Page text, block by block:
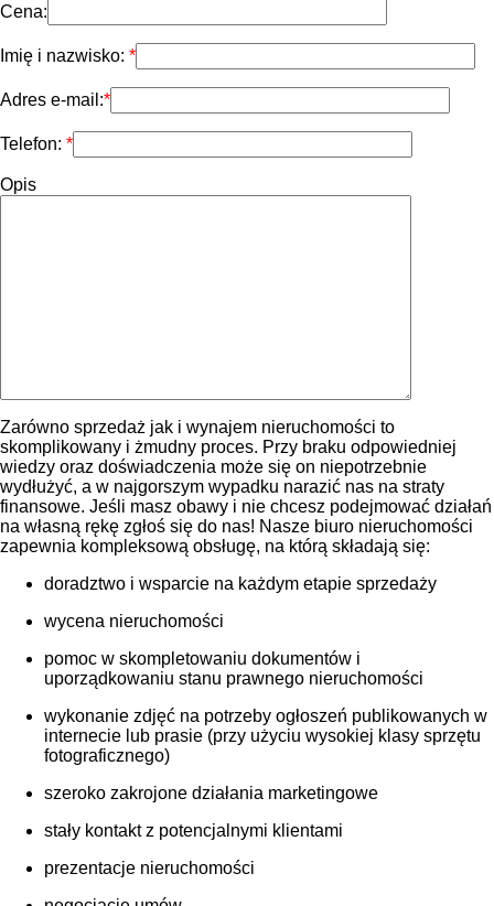
Cena:
Imię i nazwisko:
Adres e-mail:
Telefon:
Opis
Zarówno sprzedaż jak i wynajem nieruchomości to
skomplikowany i żmudny proces. Przy braku odpowiedniej
wiedzy oraz doświadczenia może się on niepotrzebnie
wydłużyć, a w najgorszym wypadku narazić nas na straty
finansowe. Jeśli masz obawy i nie chcesz podejmować działań
na własną rękę zgłoś się do nas! Nasze biuro nieruchomości
zapewnia kompleksową obsługę, na którą składają się:
doradztwo i wsparcie na każdym etapie sprzedaży
wycena nieruchomości
pomoc w skompletowaniu dokumentów i
uporządkowaniu stanu prawnego nieruchomości
wykonanie zdjęć na potrzeby ogłoszeń publikowanych w
internecie lub prasie (przy użyciu wysokiej klasy sprzętu
fotograficznego)
szeroko zakrojone działania marketingowe
stały kontakt z potencjalnymi klientami
prezentacje nieruchomości